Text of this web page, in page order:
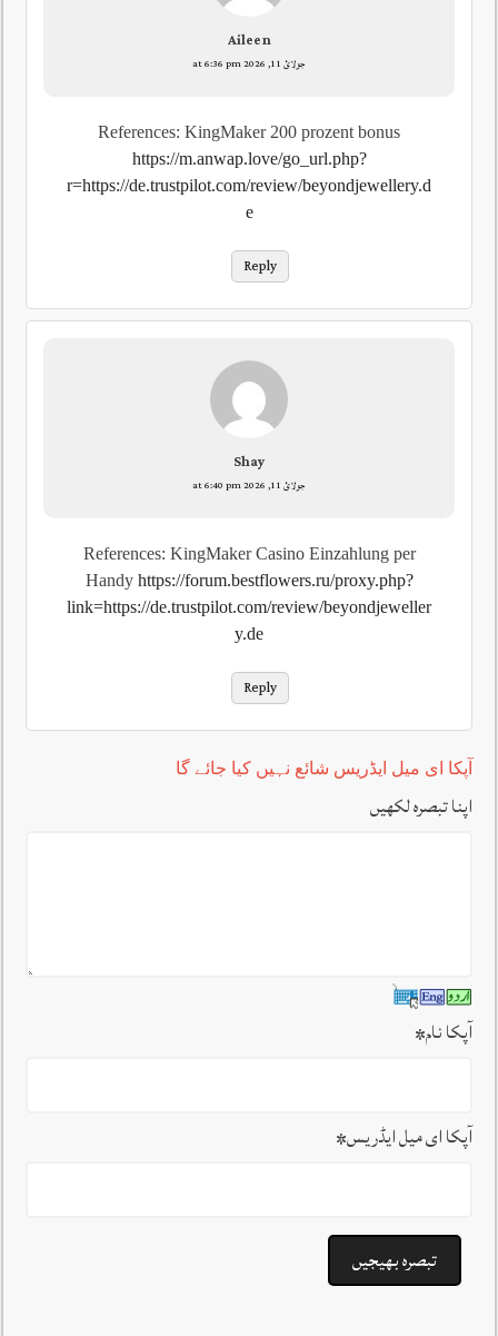
Aileen
جولائ 11, 2026 at 6:36 pm
References: KingMaker 200 prozent bonus
https://m.anwap.love/go_url.php?
r=https://de.trustpilot.com/review/beyondjewellery.d
e
Reply
Shay
جولائ 11, 2026 at 6:40 pm
References: KingMaker Casino Einzahlung per
Handy https://forum.bestflowers.ru/proxy.php?
link=https://de.trustpilot.com/review/beyondjeweller
y.de
Reply
آپکا ای میل ایڈریس شائع نہیں کیا جائے گا
اپنا تبصرہ لکھیں
آپکا نام*
آپکا ای میل ایڈریس*